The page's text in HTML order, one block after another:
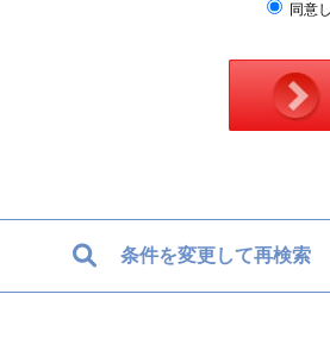
同意
条件を変更して再検索